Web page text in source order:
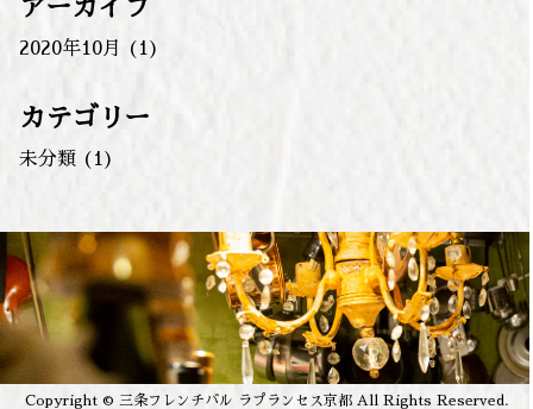
アーカイブ
2020年10月 (1)
カテゴリー
未分類(1)
Copyright © 三条フレンチバル ラプランセス京都 All Rights Reserved.